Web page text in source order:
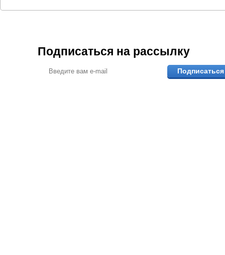
Подписаться на рассылку
Подписаться